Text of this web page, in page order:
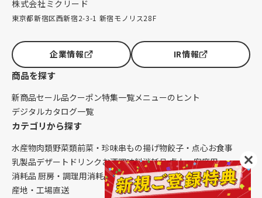
株式会社ミクリード
東京都新宿区西新宿2-3-1 新宿モノリス28F
企業情報 IR情報
商品を探す
新商品セール品クーポン特集一覧メニューのヒント
デジタルカタログ一覧
カテゴリから探す
水産物肉類野菜類前菜・珍味串もの揚げ物餃子・点心お食事
乳製品デザート ドリンク お酒調味料消耗品 卓上・客席用
消耗品 厨房・調理用消耗品 クレンリネス生鮮品（配送便限定）
産地・工場直送